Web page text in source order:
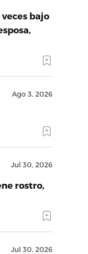
veces bajo
Ago 3, 2026
Jul 30, 2026
rostro,
Jul 30, 2026